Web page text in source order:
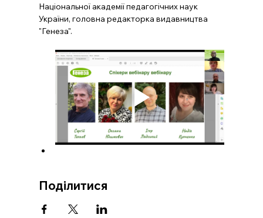
Національної академії педагогічних наук
України, головна редакторка видавництва
"Генеза".
Поділитися